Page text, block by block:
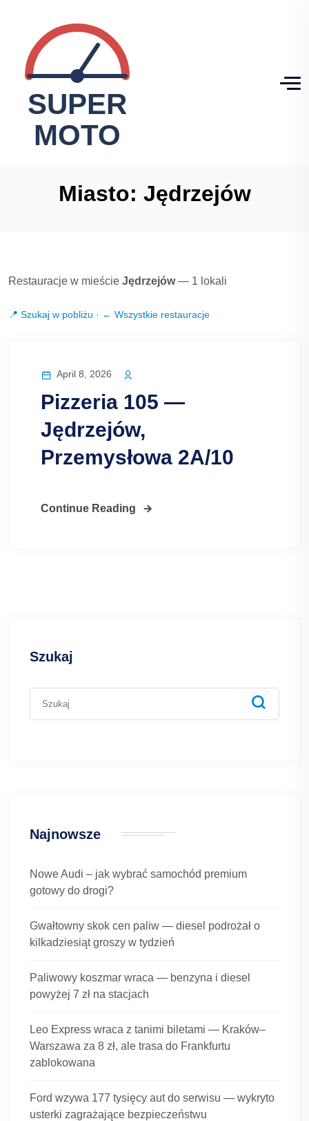
Miasto: Jędrzejów
Restauracje w mieście Jędrzejów— 1 lokali
📍 Szukaj w pobliżu · ← Wszystkie restauracje
April 8, 2026
Pizzeria 105 —
Jędrzejów,
Przemysłowa 2A/10
Continue Reading
Szukaj
Najnowsze
Nowe Audi – jak wybrać samochód premium
gotowy do drogi?
Gwałtowny skok cen paliw — diesel podrożał o
kilkadziesiąt groszy w tydzień
Paliwowy koszmar wraca — benzyna i diesel
powyżej 7 zł na stacjach
Leo Express wraca z tanimi biletami — Kraków–
Warszawa za 8 zł, ale trasa do Frankfurtu
zablokowana
Ford wzywa 177 tysięcy aut do serwisu — wykryto
usterki zagrażające bezpieczeństwu